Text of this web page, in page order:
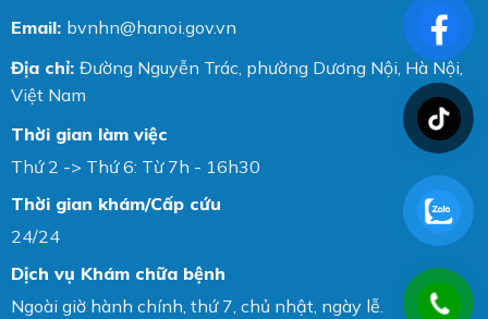
Email: bvnhn@hanoi.gov.vn
Địa chỉ: Đường Nguyễn Trác, phường Dương Nội, Hà Nội,
Việt Nam
Thời gian làm việc
Thứ 2 -> Thứ 6: Từ 7h - 16h30
Thời gian khám/Cấp cứu
24/24
Dịch vụ Khám chữa bệnh
Ngoài giờ hành chính, thứ 7, chủ nhật, ngày lễ.